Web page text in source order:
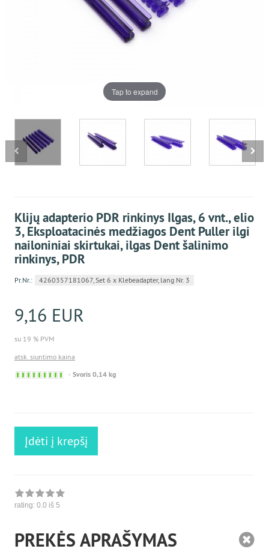
Tap to expand
Klijų adapterio PDR rinkinys Ilgas, 6 vnt., elio
3, Eksploatacinės medžiagos Dent Puller ilgi
nailoniniai skirtukai, ilgas Dent šalinimo
rinkinys, PDR
Pr.Nr.: 4260357181067, Set 6 x Klebeadapter, lang Nr. 3
9,16 EUR
su 19 % PVM
atsk. siuntimo kaina
Sofort
Svoris 0,14 kg
Įdėti į krepšį
rating: 0.0 iš 5
PREKĖS APRAŠYMAS